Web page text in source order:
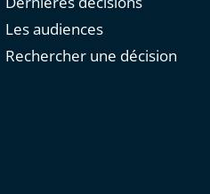
Les audiences
Rechercher une décision